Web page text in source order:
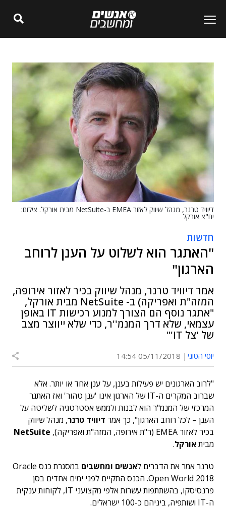
דיוויד טרנר, מנהל שיווק לאזור EMEA ב-NetSuite מבית אורקל. צילום:
יח"צ אורקל
חדשות
"האתגר הוא לשלוט על הענן לרוחב
הארגון"
אמר דיוויד טרנר, מנהל שיווק בכיר לאזור אירופה,
המזה"ת ואפריקה) ב- NetSuite מבית אורקל,
"אתגר נוסף הם הצורך למנוע רכישות IT באופן
עצמאי, שלא דרך המנמ''ר, כדי שלא ייווצר מצב
של 'צל IT'"
יוסי הטוני 05/11/2018 14:54
"לרוב הארגונים יש פעילות בענן, על ענן אחד או יותר. אלא
שברוב המקרים ה-IT של הארגון אינו 'ענן טהור' ואז האתגר
המרכזי של המנמ"ר הוא לבנות ולממש אסטרטגיה לשליטה על
הענן – לכל רוחב הארגון", כך אמר דיוויד טרנר, מנהל שיווק
בכיר לאזור EMEA (ר"ת אירופה, המזה"ת ואפריקה),
NetSuite
מביתאורקל.
טרנר אמר את הדברים לאנשים ומחשבים
במסגרת כנס Oracle
Open World 2018. הכנס התקיים לפני ימים אחדים בסן
פרנסיסקו, בהשתתפות עשרות אלפי מקצועני IT, לקוחות ענקית
ה-IT ושותפיה, ביניהם כ-100 ישראלים.